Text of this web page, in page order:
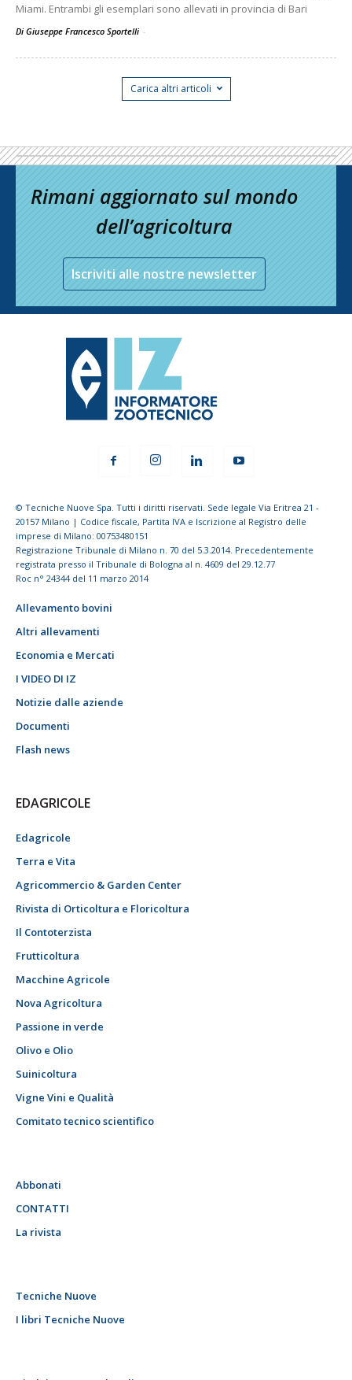
Miami. Entrambi gli esemplari sono allevati in provincia di Bari
Di Giuseppe Francesco Sportelli -
Carica altri articoli
Rimani aggiornato sul mondo
dell’agricoltura
Iscriviti alle nostre newsletter
© Tecniche Nuove Spa. Tutti i diritti riservati. Sede legale Via Eritrea 21 -
20157 Milano | Codice fiscale, Partita IVA e Iscrizione al Registro delle
imprese di Milano: 00753480151
Registrazione Tribunale di Milano n. 70 del 5.3.2014. Precedentemente
registrata presso il Tribunale di Bologna al n. 4609 del 29.12.77
Roc n° 24344 del 11 marzo 2014
Allevamento bovini
Altri allevamenti
Economia e Mercati
I VIDEO DI IZ
Notizie dalle aziende
Documenti
Flash news
EDAGRICOLE
Edagricole
Terra e Vita
Agricommercio & Garden Center
Rivista di Orticoltura e Floricoltura
Il Contoterzista
Frutticoltura
Macchine Agricole
Nova Agricoltura
Passione in verde
Olivo e Olio
Suinicoltura
Vigne Vini e Qualità
Comitato tecnico scientifico
Abbonati
CONTATTI
La rivista
Tecniche Nuove
I libri Tecniche Nuove